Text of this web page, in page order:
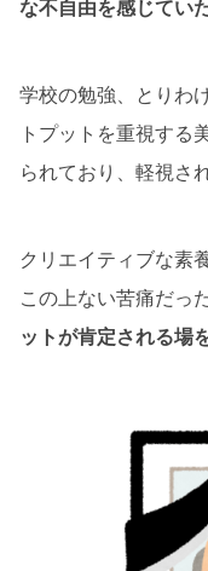
な不自由を感じていた
学校の勉強、とりわ
トプットを重視する
られており、軽視さ
クリエイティブな素
この上ない苦痛だっ
ットが肯定される場